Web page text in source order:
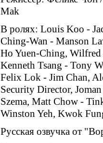
Mak
В ролях: Louis Koo -
Ching-Wan - Manson
Ho Yuen-Ching,
Kenneth Tsang - Tony
Felix Lok - Jim Chan,
Security Director,
Szema, Matt Chow -
Winston Yeh, Kwok
Русская озвучка от